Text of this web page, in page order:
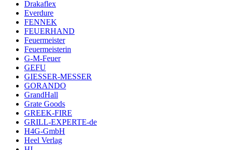
Drakaflex
Everdure
FENNEK
FEUERHAND
Feuermeister
Feuermeisterin
G-M-Feuer
GEFU
GIESSER-MESSER
GORANDO
GrandHall
Grate Goods
GREEK-FIRE
GRILL-EXPERTE-de
H4G-GmbH
Heel Verlag